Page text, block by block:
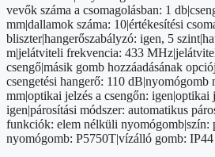
vevők száma a csomagolásban: 1
mm|dallamok száma: 10|értékesítési
bliszter|hangerőszabályzó: igen, 5
m|jelátviteli frekvencia: 433
csengő|másik gomb hozzáadásának
csengetési hangerő: 110
mm|optikai jelzés a csengőn: igen|optikai
igen|párosítási módszer: automatikus
funkciók: elem nélküli nyomógomb|szín:
nyomógomb: P5750T|vízálló gomb: IP44